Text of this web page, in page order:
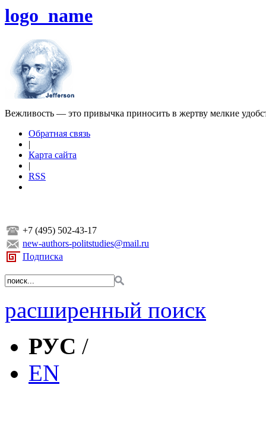
logo_name
Вежливость — это привычка приносить в жертву мелкие
Обратная связь
|
Карта сайта
|
RSS
+7 (495) 502-43-17
new-authors-politstudies@mail.ru
Подписка
расширенный поиск
РУС /
EN